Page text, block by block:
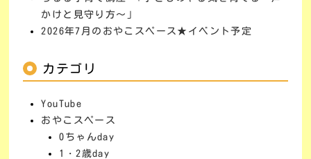
かけと見守り方～」
2026年7月のおやこスペース★イベント予定
カテゴリ
YouTube
おやこスペース
0ちゃんday
1・2歳day